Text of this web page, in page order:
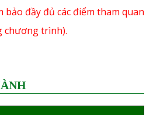
đầy đủ các điểm tham quan
chương trình).